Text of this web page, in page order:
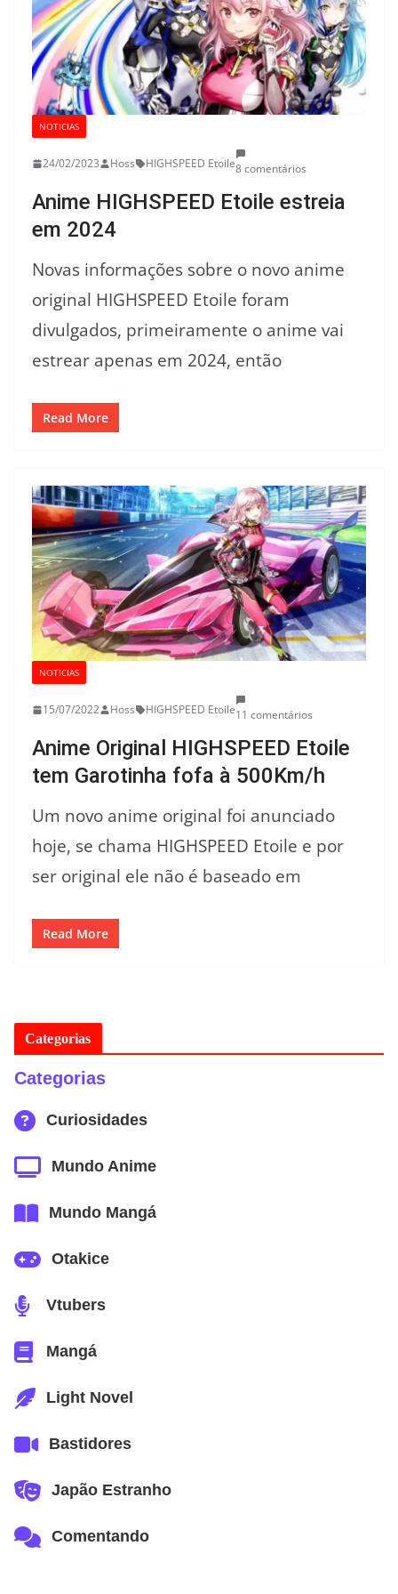
NOTICIAS
24/02/2023 Hoss HIGHSPEED Etoile8 comentários
Anime HIGHSPEED Etoile estreia
em 2024
Novas informações sobre o novo anime
original HIGHSPEED Etoile foram
divulgados, primeiramente o anime vai
estrear apenas em 2024, então
Read More
NOTICIAS
15/07/2022 Hoss HIGHSPEED Etoile11 comentários
Anime Original HIGHSPEED Etoile
tem Garotinha fofa à 500Km/h
Um novo anime original foi anunciado
hoje, se chama HIGHSPEED Etoile e por
ser original ele não é baseado em
Read More
Categorias
Categorias
Curiosidades
Mundo Anime
Mundo Mangá
Otakice
Vtubers
Mangá
Light Novel
Bastidores
Japão Estranho
Comentando